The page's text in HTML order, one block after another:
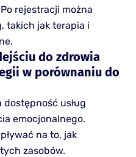
rejestracji można
takich jak terapia i
do zdrowia
w porównaniu do
usług
emocjonalnego.
na to, jak
zasobów.